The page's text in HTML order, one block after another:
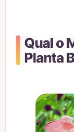
Qual o
Planta